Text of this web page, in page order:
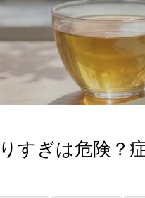
すぎは危険？